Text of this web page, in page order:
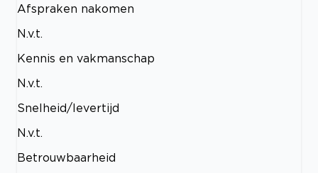
Afspraken nakomen
N.v.t.
Kennis en vakmanschap
N.v.t.
Snelheid/levertijd
N.v.t.
Betrouwbaarheid